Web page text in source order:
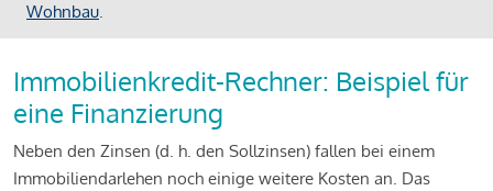
Wohnbau.
Immobilienkredit-Rechner: Beispiel für
eine Finanzierung
Neben den Zinsen (d. h. den Sollzinsen) fallen bei einem
Immobiliendarlehen noch einige weitere Kosten an. Das